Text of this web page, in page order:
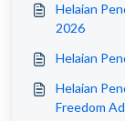
Helaian
2026
Helaian
Helaian
Freedom